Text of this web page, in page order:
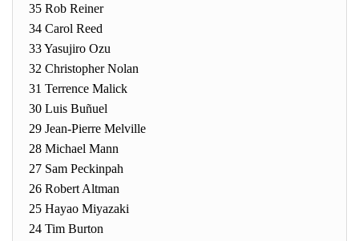
35 Rob Reiner
34 Carol Reed
33 Yasujiro Ozu
32 Christopher Nolan
31 Terrence Malick
30 Luis Buñuel
29 Jean-Pierre Melville
28 Michael Mann
27 Sam Peckinpah
26 Robert Altman
25 Hayao Miyazaki
24 Tim Burton